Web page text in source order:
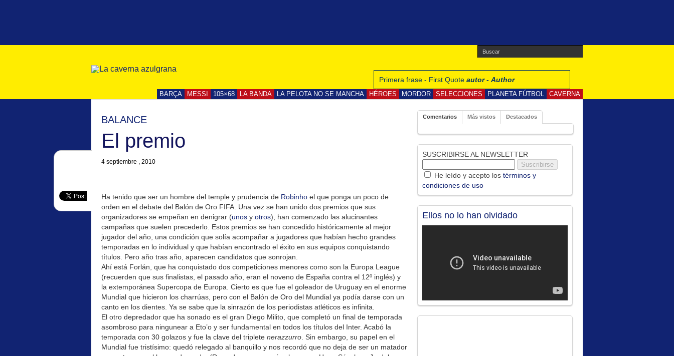
Primera frase - First Quote autor - Author
BARÇA MESSI 105×68 LA BANDA LA PELOTA NO SE MANCHA HÉROES MORDOR SELECCIONES PLANETA FÚTBOL CAVERNA
BALANCE
El premio
4 septiembre , 2010
Ha tenido que ser un hombre del temple y prudencia de Robinho el que ponga un poco de
orden en el debate del Balón de Oro FIFA. Una vez se han unido dos premios que sus
organizadores se empeñan en denigrar (unos y otros), han comenzado las alucinantes
campañas que suelen precederlo. Estos premios se han concedido históricamente al mejor
jugador del año, una condición que solía acompañar a jugadores que habían hecho grandes
temporadas en lo individual y que habían encontrado el éxito en sus equipos conquistando
títulos. Pero año tras año, aparecen candidatos que sonrojan.
Ahí está Forlán, que ha conquistado dos competiciones menores como son la Europa League
(recuerden que sus finalistas, el pasado año, eran el noveno de España contra el 12º inglés) y
la extemporánea Supercopa de Europa. Cierto es que fue el goleador de Uruguay en el enorme
Mundial que hicieron los charrúas, pero con el Balón de Oro del Mundial ya podía darse con un
canto en los dientes. Ya se sabe que la sinrazón de los periodistas atléticos es infinita.
El otro depredador que ha sonado es el gran Diego Milito, que completó un final de temporada
asombroso para ningunear a Eto’o y ser fundamental en todos los títulos del Inter. Acabó la
temporada con 30 golazos y fue la clave del triplete nerazzurro . Sin embargo, su papel en el
Mundial fue tristísimo: quedó relegado al banquillo y nos recordó que no deja de ser un matador
Comentarios Más vistos Destacados
SUSCRIBIRSE AL NEWSLETTER
He leído y acepto los términos y
condiciones de uso
Ellos no lo han olvidado